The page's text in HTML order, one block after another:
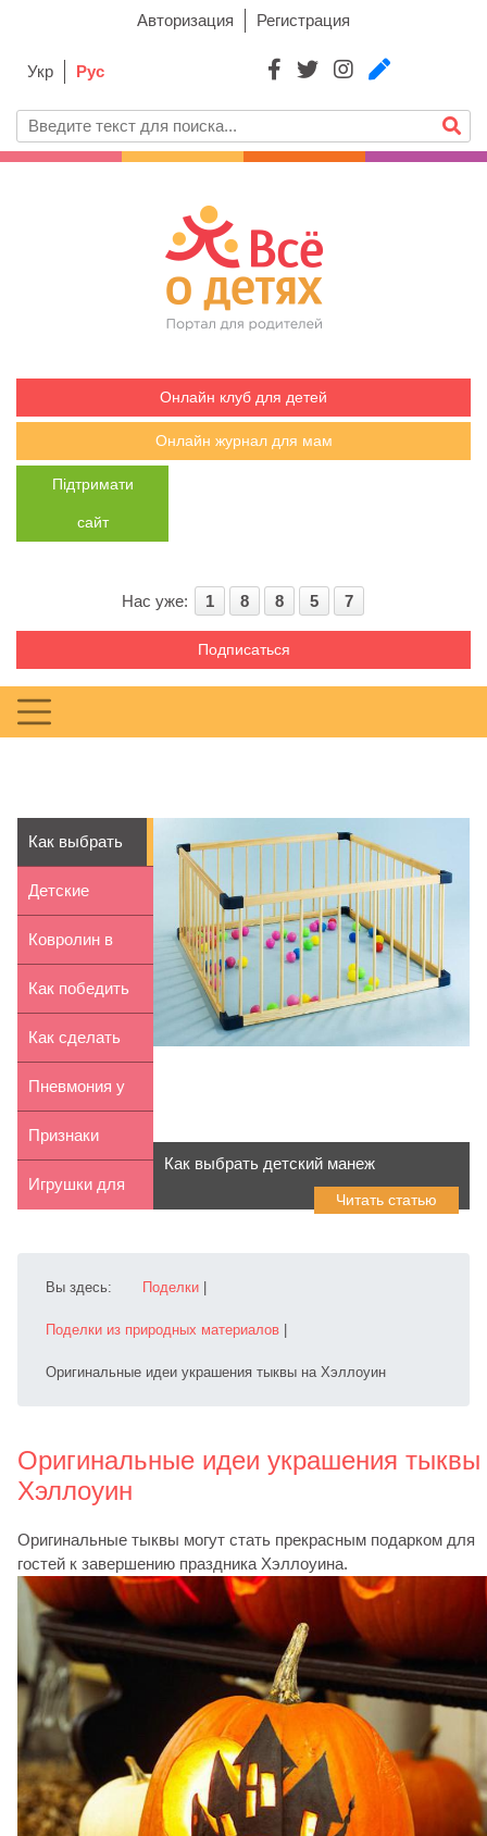
Авторизация Регистрация
Укр Рус
Онлайн клуб для детей
Онлайн журнал для мам
Підтримати
сайт
Нас уже: 1 8 8 5 7
Подписаться
Как выбрать
детский манеж
Детские
ходунки: за и
против
Ковролин в
детскую:
особенности
Как победить
в игре UNO
(«Уно»)
Как сделать
пасхальное
дерево
Пневмония у
детей:
причины,
Признаки
проблем со
Игрушки для
мелкой мот...
Как выбрать детский манеж
Читать статью
Вы здесь: Поделки
Поделки из природных материалов
Оригинальные идеи украшения тыквы на Хэллоуин
Оригинальные идеи украшения тыквы
Хэллоуин
Оригинальные тыквы могут стать прекрасным подарком для
гостей к завершению праздника Хэллоуина.